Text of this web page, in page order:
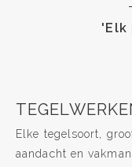
'Elk
Elke tegelsoort,
aandacht en